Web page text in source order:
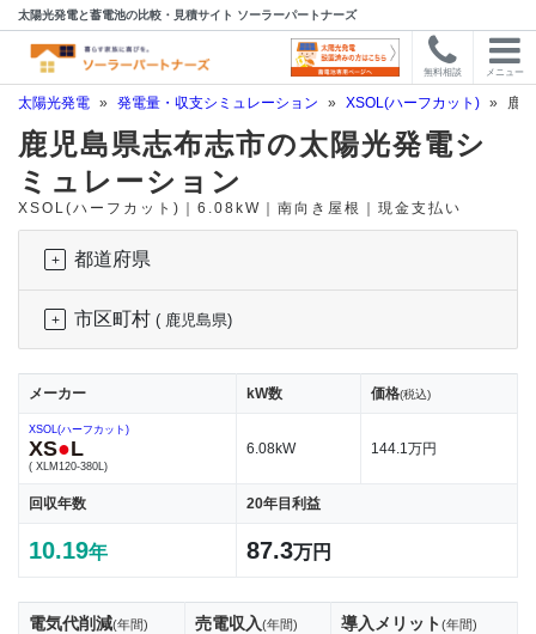
太陽光発電と蓄電池の比較・見積サイト ソーラーパートナーズ
無料相談 メニュー
太陽光発電 » 発電量・収支シミュレーション » XSOL(ハーフカット) » 鹿
鹿児島県志布志市の太陽光発電シ
ミュレーション
XSOL(ハーフカット)｜6.08kW｜南向き屋根｜現金支払い
都道府県
市区町村 ( 鹿児島県)
メーカー kW数 価格(税込)
XSOL(ハーフカット)
XS●L
( XLM120-380L)
6.08kW 144.1万円
回収年数 20年目利益
10.19年 87.3万円
電気代削減(年間) 売電収入(年間) 導入メリット(年間)